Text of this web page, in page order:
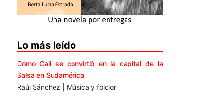
Lo más leído
Cómo Cali se convirtió en la capital de la
Salsa en Sudamérica
Raúl Sánchez | Música y folclor